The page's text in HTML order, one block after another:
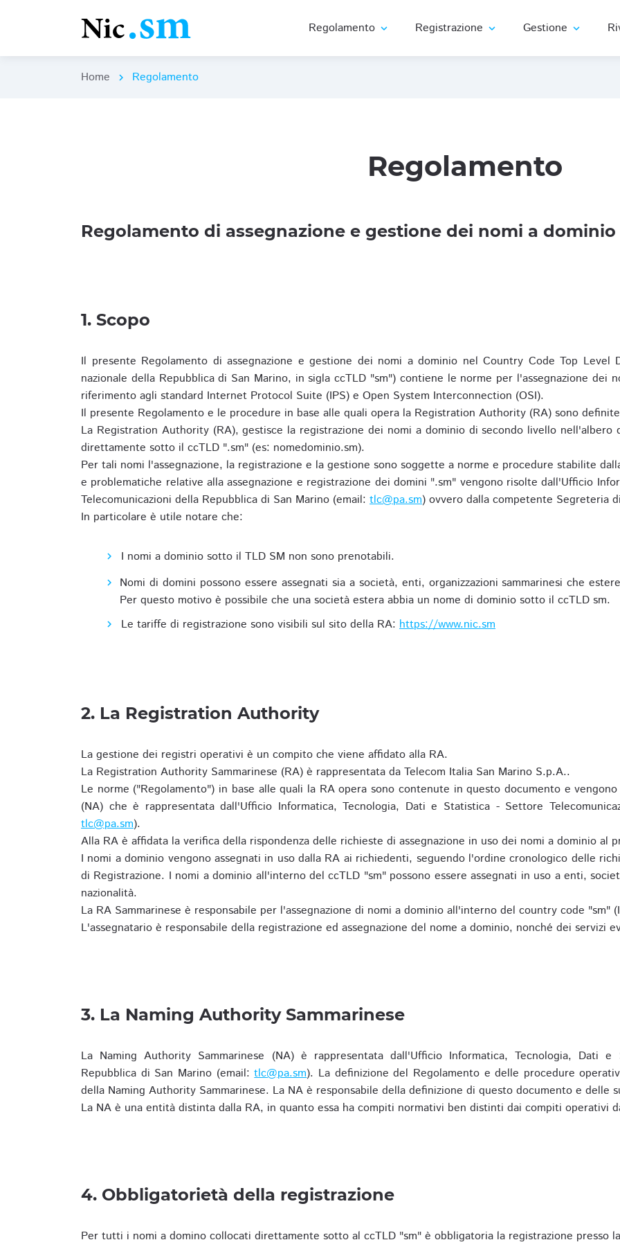
Regolamento expand_more Registrazione expand_more Gestione expand_more
Home chevron_right Regolamento
Regolamento
Regolamento di assegnazione e gestione dei nomi a dominio
1. Scopo
Il presente Regolamento di assegnazione e gestione dei nomi a dominio nel Country Code Top Level
nazionale della Repubblica di San Marino, in sigla ccTLD "sm") contiene le norme per l'assegnazione dei
riferimento agli standard Internet Protocol Suite (IPS) e Open System Interconnection (OSI).
Il presente Regolamento e le procedure in base alle quali opera la Registration Authority (RA) sono
La Registration Authority (RA), gestisce la registrazione dei nomi a dominio di secondo livello nell'albero
direttamente sotto il ccTLD ".sm" (es: nomedominio.sm).
Per tali nomi l'assegnazione, la registrazione e la gestione sono soggette a norme e procedure stabilite
e problematiche relative alla assegnazione e registrazione dei domini ".sm" vengono risolte dall'Ufficio
Telecomunicazioni della Repubblica di San Marino (email: tlc@pa.sm) ovvero dalla competente Segreteria
In particolare è utile notare che:
I nomi a dominio sotto il TLD SM non sono prenotabili.
Nomi di domini possono essere assegnati sia a società, enti, organizzazioni sammarinesi che
Per questo motivo è possibile che una società estera abbia un nome di dominio sotto il ccTLD sm.
Le tariffe di registrazione sono visibili sul sito della RA: https://www.nic.sm
2. La Registration Authority
La gestione dei registri operativi è un compito che viene affidato alla RA.
La Registration Authority Sammarinese (RA) è rappresentata da Telecom Italia San Marino S.p.A..
Le norme ("Regolamento") in base alle quali la RA opera sono contenute in questo documento e
(NA) che è rappresentata dall'Ufficio Informatica, Tecnologia, Dati e Statistica - Settore
tlc@pa.sm).
Alla RA è affidata la verifica della rispondenza delle richieste di assegnazione in uso dei nomi a dominio al
I nomi a dominio vengono assegnati in uso dalla RA ai richiedenti, seguendo l'ordine cronologico delle
di Registrazione. I nomi a dominio all'interno del ccTLD "sm" possono essere assegnati in uso a enti,
nazionalità.
La RA Sammarinese è responsabile per l'assegnazione di nomi a dominio all'interno del country code "sm"
L'assegnatario è responsabile della registrazione ed assegnazione del nome a dominio, nonché dei servizi
3. La Naming Authority Sammarinese
La Naming Authority Sammarinese (NA) è rappresentata dall'Ufficio Informatica, Tecnologia, Dati
Repubblica di San Marino (email:tlc@pa.sm). La definizione del Regolamento e delle procedure
della Naming Authority Sammarinese. La NA è responsabile della definizione di questo documento e delle
La NA è una entità distinta dalla RA, in quanto essa ha compiti normativi ben distinti dai compiti operativi
4. Obbligatorietà della registrazione
Per tutti i nomi a domino collocati direttamente sotto al ccTLD "sm" è obbligatoria la registrazione presso